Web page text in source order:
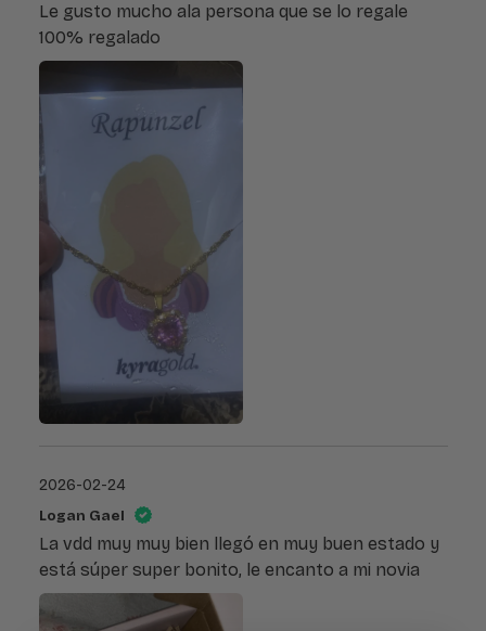
Le gusto mucho ala persona que se lo regale
100% regalado
2026-02-24
Logan Gael
La vdd muy muy bien llegó en muy buen estado y
está súper super bonito, le encanto a mi novia